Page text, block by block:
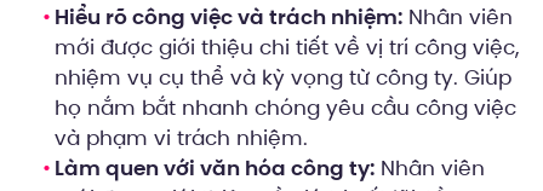
Hiểu rõ công việc và trách nhiệm: Nhân viên
mới được giới thiệu chi tiết về vị trí công việc,
nhiệm vụ cụ thể và kỳ vọng từ công ty. Giúp
họ nắm bắt nhanh chóng yêu cầu công việc
và phạm vi trách nhiệm.
Làm quen với văn hóa công ty: Nhân viên